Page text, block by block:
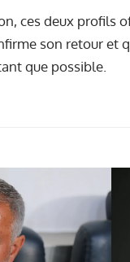
ces deux profils
son retour et
que possible.